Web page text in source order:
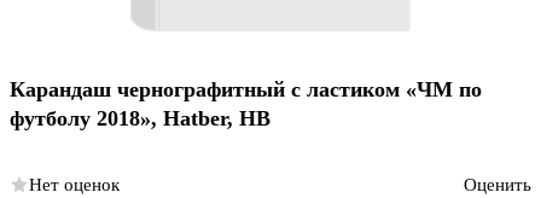
Карандаш чернографитный с ластиком «ЧМ по
футболу 2018», Hatber, HB
Нет оценок
Оценить